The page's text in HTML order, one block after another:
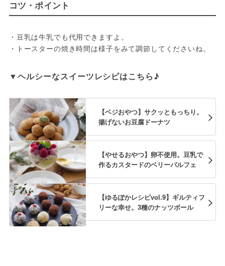
コツ・ポイント
・豆乳は牛乳でも代用できますよ。
・トースターの焼き時間は様子をみて調節してくださいね。
▼ヘルシーなスイーツレシピはこちら♪
【ベジおやつ】サクッともっちり。
揚げないお豆腐ドーナツ
【やせるおやつ】卵不使用。豆乳で
作るカスタードのベリーパルフェ
【ゆるぽかレシピvol.9】ギルティフ
リーな幸せ。3種のナッツボール